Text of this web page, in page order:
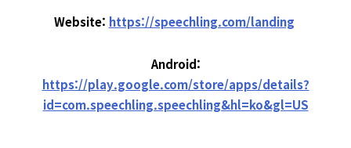
Website: https://speechling.com/landing
Android:
https://play.google.com/store/apps/details?
id=com.speechling.speechling&hl=ko&gl=US